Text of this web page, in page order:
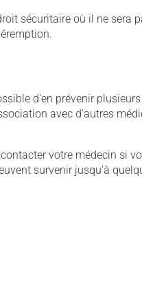
sécuritaire où il ne sera
d'en prévenir
avec d'autres
votre médecin si
survenir jusqu'à